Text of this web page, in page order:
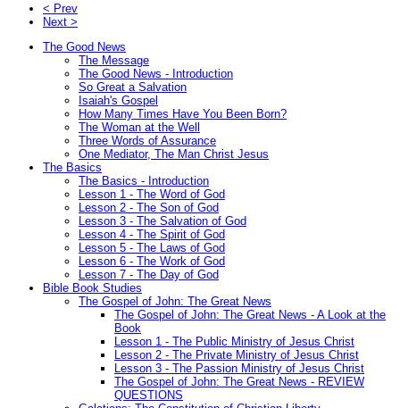
< Prev
Next >
The Good News
The Message
The Good News - Introduction
So Great a Salvation
Isaiah's Gospel
How Many Times Have You Been Born?
The Woman at the Well
Three Words of Assurance
One Mediator, The Man Christ Jesus
The Basics
The Basics - Introduction
Lesson 1 - The Word of God
Lesson 2 - The Son of God
Lesson 3 - The Salvation of God
Lesson 4 - The Spirit of God
Lesson 5 - The Laws of God
Lesson 6 - The Work of God
Lesson 7 - The Day of God
Bible Book Studies
The Gospel of John: The Great News
The Gospel of John: The Great News - A Look at the
Book
Lesson 1 - The Public Ministry of Jesus Christ
Lesson 2 - The Private Ministry of Jesus Christ
Lesson 3 - The Passion Ministry of Jesus Christ
The Gospel of John: The Great News - REVIEW
QUESTIONS